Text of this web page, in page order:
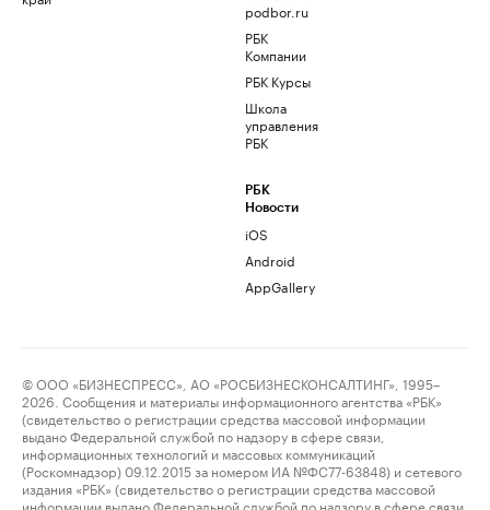
podbor.ru
РБК
Компании
РБК Курсы
Школа
управления
РБК
РБК
Новости
iOS
Android
AppGallery
© ООО «БИЗНЕСПРЕСС», АО «РОСБИЗНЕСКОНСАЛТИНГ», 1995–
2026. Сообщения и материалы информационного агентства «РБК»
(свидетельство о регистрации средства массовой информации
выдано Федеральной службой по надзору в сфере связи,
информационных технологий и массовых коммуникаций
(Роскомнадзор) 09.12.2015 за номером ИА №ФС77-63848) и сетевого
издания «РБК» (свидетельство о регистрации средства массовой
информации выдано Федеральной службой по надзору в сфере связи,